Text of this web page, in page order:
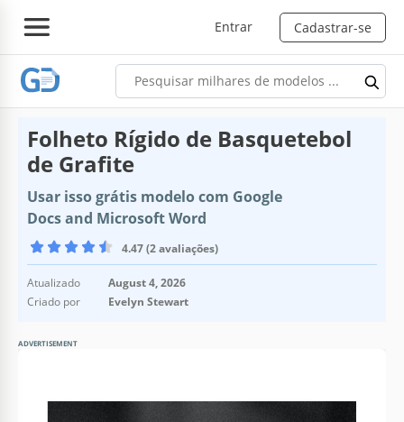
Entrar Cadastrar-se
Folheto Rígido de Basquetebol
de Grafite
Usar isso grátis modelo com Google
Docs and Microsoft Word
4.47 (2 avaliações)
Atualizado
August 4, 2026
Criado por
Evelyn Stewart
ADVERTISEMENT